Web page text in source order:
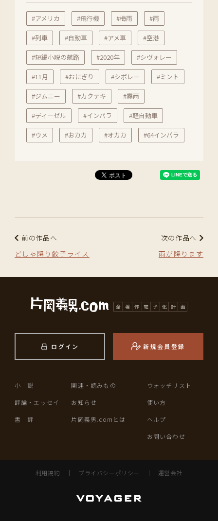
#アメリカ #飛行機 #梅雨 #雨
#列車 #自動車 #アメ車 #空港
#短編小説の航路 #2020年 #シヴォレー
#11月 #おにぎり #シボレー #ミント
#ジムニー #カクテキ #霧雨
#ディーゼル #インパラ #軽自動車
#ウメ #おカカ #オカカ #64インパラ
前の作品へ
どしゃ降り餃子ライス
次の作品へ
雨が降ります
ログイン 新規会員登録
小 説
評論・エッセイ
書 評
関連・読みもの
お知らせ
片岡義男.comとは
ウォッチリスト
使い方
ヘルプ
お問い合わせ
利用規約 ｜ プライバシーポリシー ｜ 運営会社